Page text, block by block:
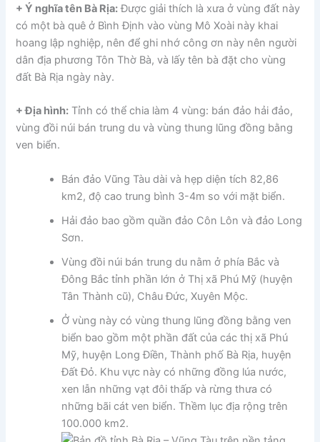
+ Ý nghĩa tên Bà Rịa:Được giải thích là xưa ở vùng đất này
có một bà quê ở Bình Định vào vùng Mô Xoài này khai
hoang lập nghiệp, nên để ghi nhớ công ơn này nên người
dân địa phương Tôn Thờ Bà, và lấy tên bà đặt cho vùng
đất Bà Rịa ngày này.
+ Địa hình: Tỉnh có thể chia làm 4 vùng: bán đảo hải đảo,
vùng đồi núi bán trung du và vùng thung lũng đồng bằng
ven biển.
Bán đảo Vũng Tàu dài và hẹp diện tích 82,86
km2, độ cao trung bình 3-4m so với mặt biển.
Hải đảo bao gồm quần đảo Côn Lôn và đảo Long
Sơn.
Vùng đồi núi bán trung du nằm ở phía Bắc và
Đông Bắc tỉnh phần lớn ở Thị xã Phú Mỹ (huyện
Tân Thành cũ), Châu Đức, Xuyên Mộc.
Ở vùng này có vùng thung lũng đồng bằng ven
biển bao gồm một phần đất của các thị xã Phú
Mỹ, huyện Long Điền, Thành phố Bà Rịa, huyện
Đất Đỏ. Khu vực này có những đồng lúa nước,
xen lẫn những vạt đôi thấp và rừng thưa có
những bãi cát ven biển. Thềm lục địa rộng trên
100.000 km2.